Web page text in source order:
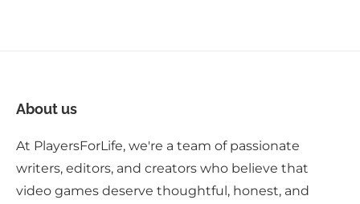
About us
At PlayersForLife, we're a team of passionate
writers, editors, and creators who believe that
video games deserve thoughtful, honest, and